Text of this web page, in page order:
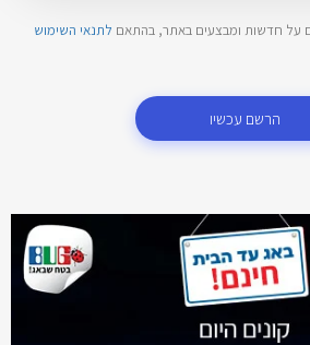
על חדשות ומבצעים באתר, בהתאם לתנאי השימוש
הרשם עכשיו